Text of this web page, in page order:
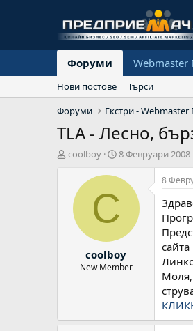
Форуми Webmaster
Нови постове
Търси
Форуми
Екстри - Webmaster
TLA - Лесно,
А
coolboy
Н
ч
л
н
д
а
т
8 Февруари 2008
C
coolboy
New Member
8
Моля,